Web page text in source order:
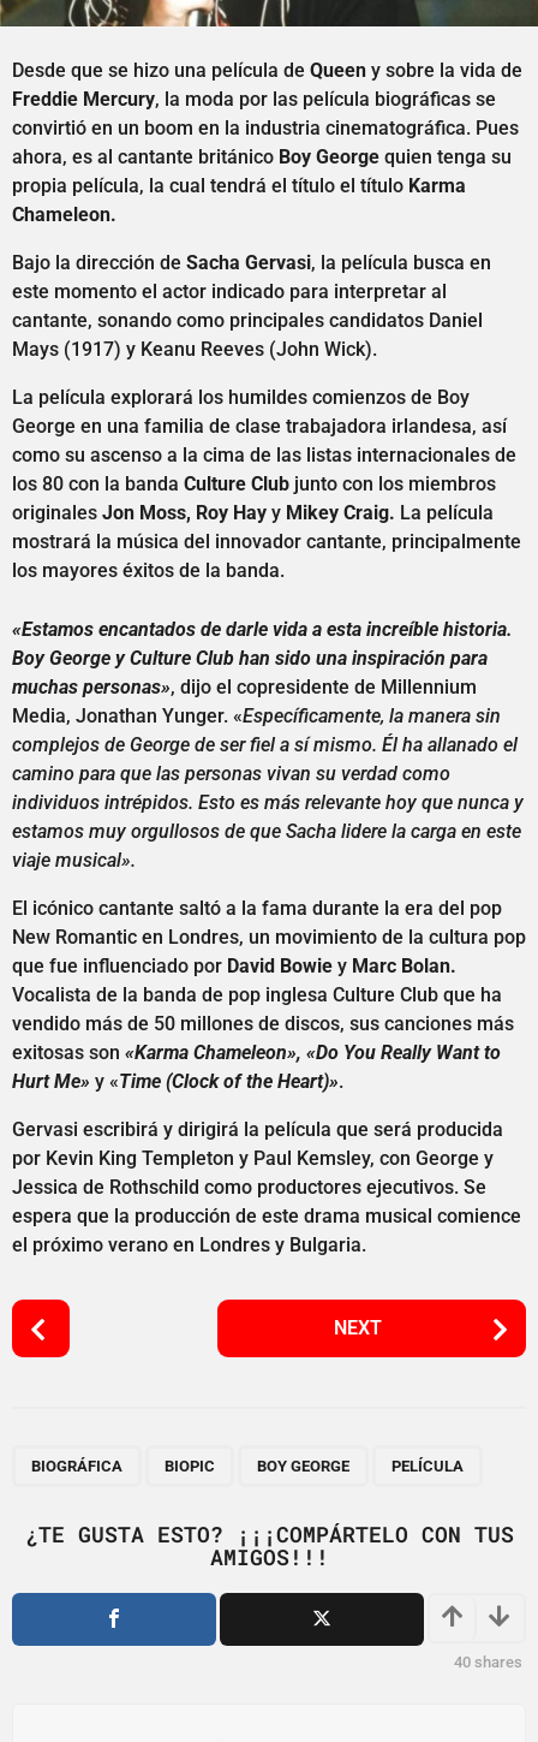
Desde que se hizo una película de Queen y sobre la vida de
Freddie Mercury, la moda por las película biográficas se
convirtió en un boom en la industria cinematográfica. Pues
ahora, es al cantante británico Boy George quien tenga su
propia película, la cual tendrá el título el título Karma
Chameleon.
Bajo la dirección de Sacha Gervasi, la película busca en
este momento el actor indicado para interpretar al
cantante, sonando como principales candidatos Daniel
Mays (1917) y Keanu Reeves (John Wick).
La película explorará los humildes comienzos de Boy
George en una familia de clase trabajadora irlandesa, así
como su ascenso a la cima de las listas internacionales de
los 80 con la banda Culture Club junto con los miembros
originales Jon Moss, Roy Hay y Mikey Craig. La película
mostrará la música del innovador cantante, principalmente
los mayores éxitos de la banda.
«Estamos encantados de darle vida a esta increíble historia.
Boy George y Culture Club han sido una inspiración para
muchas personas», dijo el copresidente de Millennium
Media, Jonathan Yunger. «Específicamente, la manera sin
complejos de George de ser fiel a sí mismo. Él ha allanado el
camino para que las personas vivan su verdad como
individuos intrépidos. Esto es más relevante hoy que nunca y
estamos muy orgullosos de que Sacha lidere la carga en este
viaje musical».
El icónico cantante saltó a la fama durante la era del pop
New Romantic en Londres, un movimiento de la cultura pop
que fue influenciado por David Bowie y Marc Bolan.
Vocalista de la banda de pop inglesa Culture Club que ha
vendido más de 50 millones de discos, sus canciones más
exitosas son «Karma Chameleon», «Do You Really Want to
Hurt Me» y «Time (Clock of the Heart)».
Gervasi escribirá y dirigirá la película que será producida
por Kevin King Templeton y Paul Kemsley, con George y
Jessica de Rothschild como productores ejecutivos. Se
espera que la producción de este drama musical comience
el próximo verano en Londres y Bulgaria.
P
o
a
i
NEXT
BIOGRÁFICA BIOPIC BOY GEORGE PELÍCULA
¿TE GUSTA ESTO? ¡¡¡COMPÁRTELO CON TUS
AMIGOS!!!
40 shares